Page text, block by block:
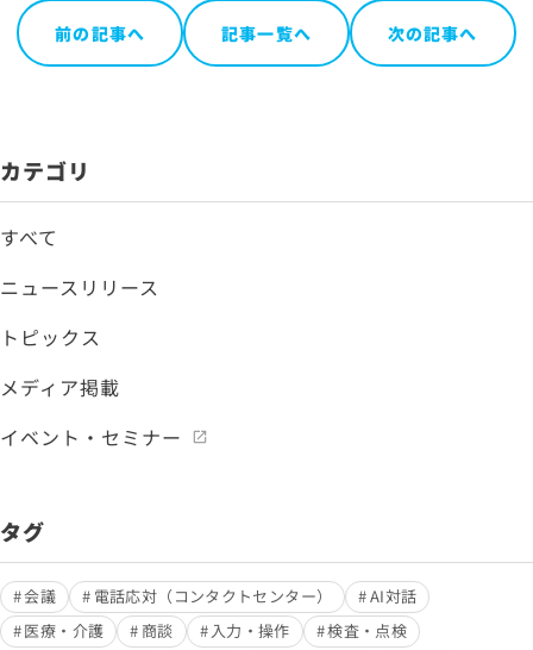
前の記事へ 記事一覧へ 次の記事へ
カテゴリ
すべて
ニュースリリース
トピックス
メディア掲載
イベント・セミナー
タグ
会議 電話応対（コンタクトセンター）
AI対話
医療・介護
商談 入力・操作
検査・点検